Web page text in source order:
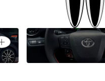
Open cardPersonalizirano
iskustvo